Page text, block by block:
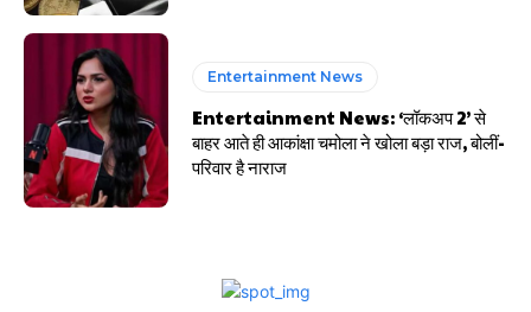
Entertainment News
Entertainment News: ‘लॉकअप 2’ से
बाहर आते ही आकांक्षा चमोला ने खोला बड़ा राज, बोलीं-
परिवार है नाराज